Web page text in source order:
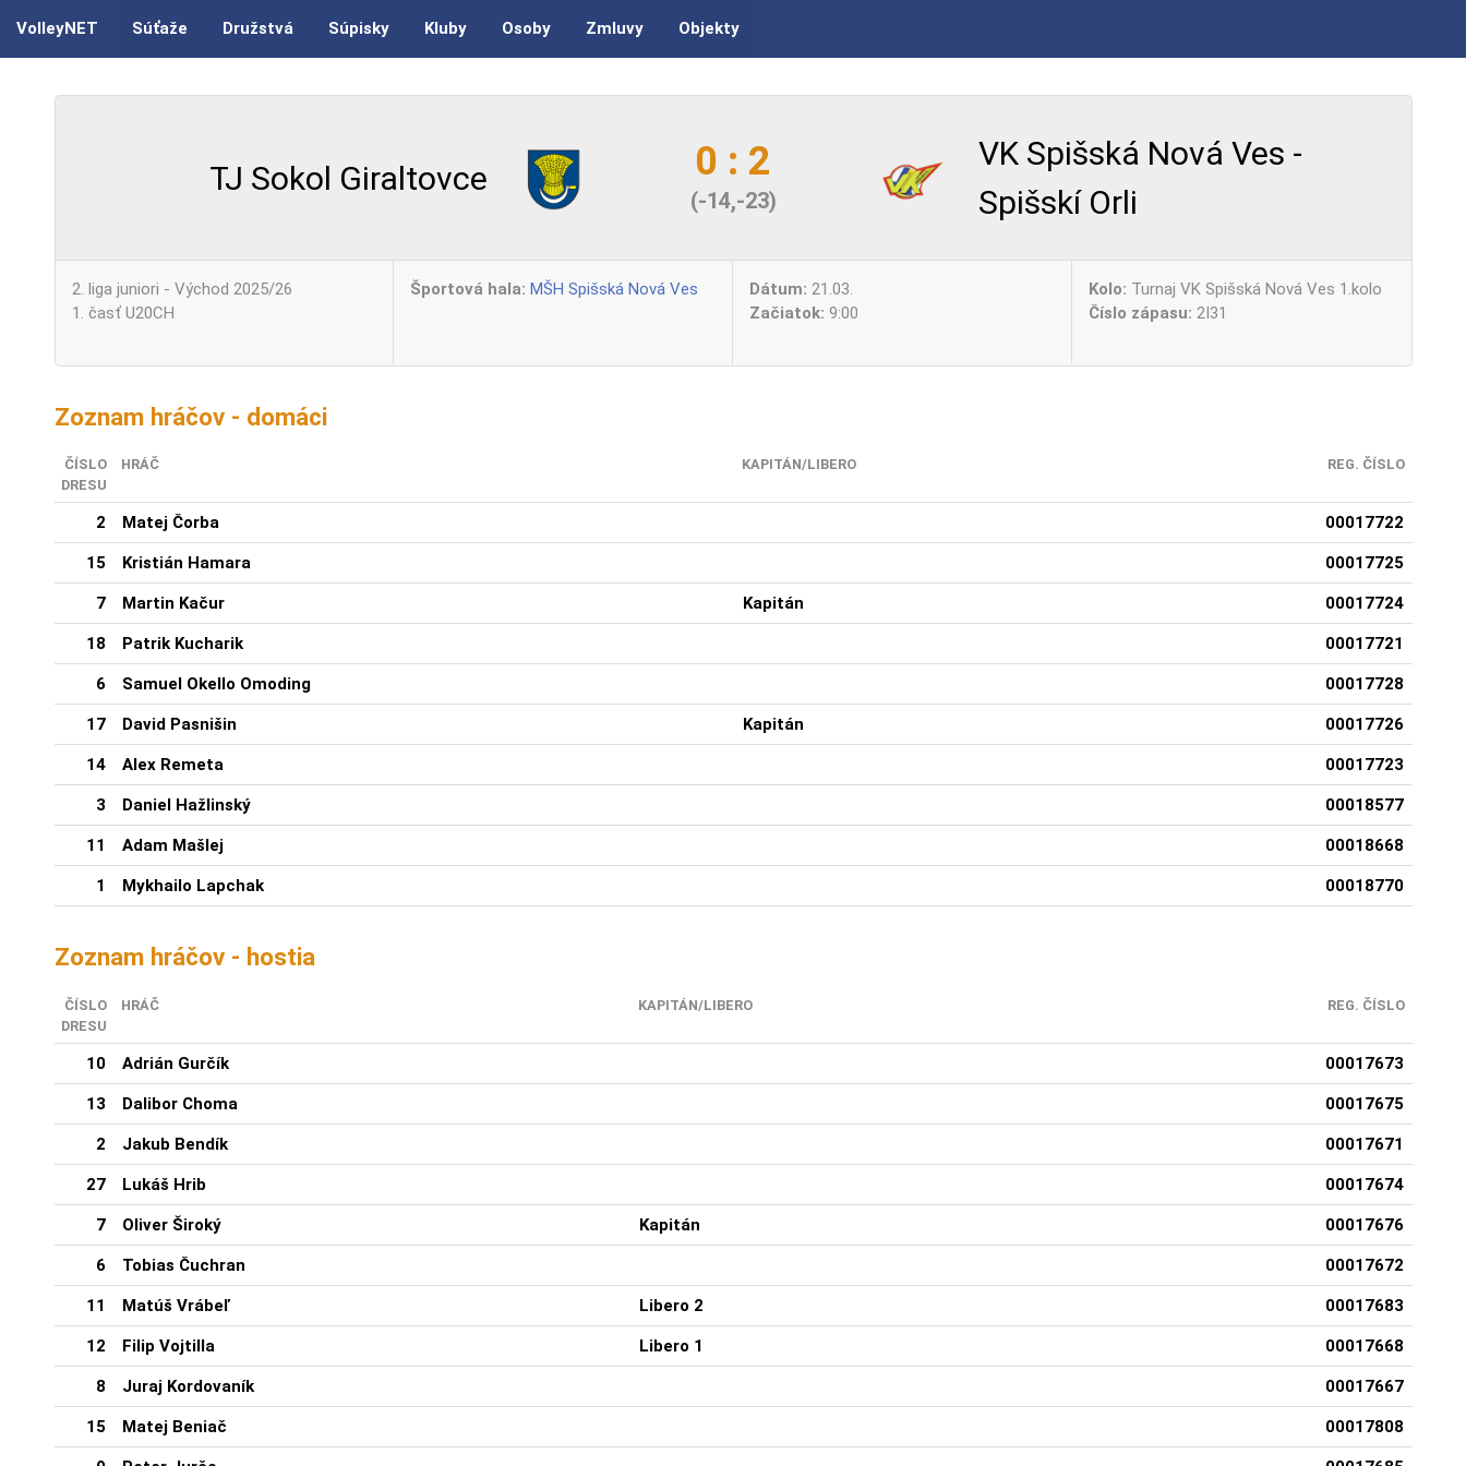
VolleyNET Súťaže Družstvá Súpisky Kluby Osoby Zmluvy Objekty
TJ Sokol Giraltovce 0 : 2
(-14,-23)
VK Spišská Nová Ves -
Spišskí Orli
2. liga juniori - Východ 2025/26
1. časť U20CH
Športová hala: MŠH Spišská Nová Ves Dátum: 21.03.
Začiatok: 9:00
Kolo: Turnaj VK Spišská Nová Ves 1.kolo
Číslo zápasu: 2I31
Zoznam hráčov - domáci
ČÍSLO
DRESU
HRÁČ KAPITÁN/LIBERO REG. ČÍSLO
2 Matej Čorba 00017722
15 Kristián Hamara 00017725
7 Martin Kačur Kapitán 00017724
18 Patrik Kucharik 00017721
6 Samuel Okello Omoding 00017728
17 David Pasnišin Kapitán 00017726
14 Alex Remeta 00017723
3 Daniel Hažlinský 00018577
11 Adam Mašlej 00018668
1 Mykhailo Lapchak 00018770
Zoznam hráčov - hostia
ČÍSLO
DRESU
HRÁČ KAPITÁN/LIBERO REG. ČÍSLO
10 Adrián Gurčík 00017673
13 Dalibor Choma 00017675
2 Jakub Bendík 00017671
27 Lukáš Hrib 00017674
7 Oliver Široký Kapitán 00017676
6 Tobias Čuchran 00017672
11 Matúš Vrábeľ Libero 2 00017683
12 Filip Vojtilla Libero 1 00017668
8 Juraj Kordovaník 00017667
15 Matej Beniač 00017808